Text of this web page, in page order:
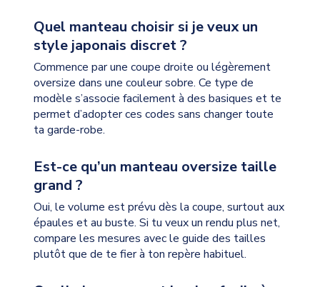
Quel manteau choisir si je veux un
style japonais discret ?
Commence par une coupe droite ou légèrement
oversize dans une couleur sobre. Ce type de
modèle s’associe facilement à des basiques et te
permet d’adopter ces codes sans changer toute
ta garde-robe.
Est-ce qu’un manteau oversize taille
grand ?
Oui, le volume est prévu dès la coupe, surtout aux
épaules et au buste. Si tu veux un rendu plus net,
compare les mesures avec le guide des tailles
plutôt que de te fier à ton repère habituel.